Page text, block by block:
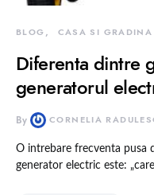
BLOG CASA SI GRADINA
Diferenta dintre
generatorul
By CORNELIA
O intrebare frecventa pusa
generator electric este: